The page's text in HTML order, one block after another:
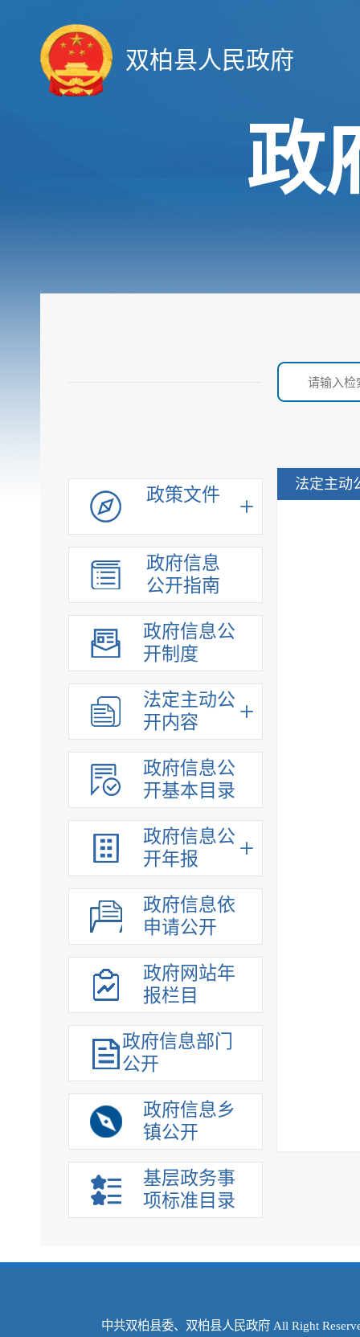
双柏县人民政府
政
政策文件
政府信息
公开指南
政府信息公
开制度
法定主动公
开内容
政府信息公
开基本目录
政府信息公
开年报
政府信息依
申请公开
政府网站年
报栏目
政府信息部门
公开
政府信息乡
镇公开
基层政务事
项标准目录
法定主动
中共双柏县委、双柏县人民政府 All Right